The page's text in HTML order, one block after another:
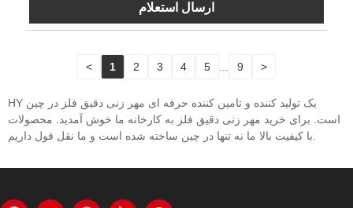
ارسال استعلام
< 1 2 3 4 5 9 >
HY یک تولید کننده و تامین کننده حرفه ای مهر زنی دقیق فلز در چین
است. برای خرید مهر زنی دقیق فلز به کارخانه ما خوش آمدید. محصولات